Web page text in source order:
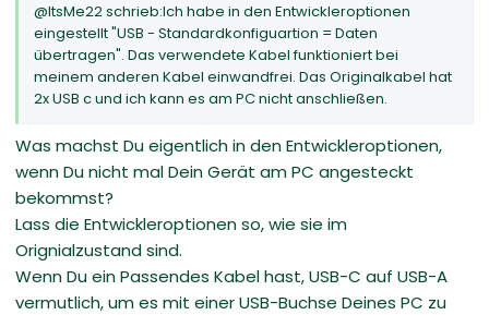
@ItsMe22 schrieb:Ich habe in den Entwickleroptionen
eingestellt "USB - Standardkonfiguartion = Daten
übertragen". Das verwendete Kabel funktioniert bei
meinem anderen Kabel einwandfrei. Das Originalkabel hat
2x USB c und ich kann es am PC nicht anschließen.
Was machst Du eigentlich in den Entwickleroptionen,
wenn Du nicht mal Dein Gerät am PC angesteckt
bekommst?
Lass die Entwickleroptionen so, wie sie im
Orignialzustand sind.
Wenn Du ein Passendes Kabel hast, USB-C auf USB-A
vermutlich, um es mit einer USB-Buchse Deines PC zu